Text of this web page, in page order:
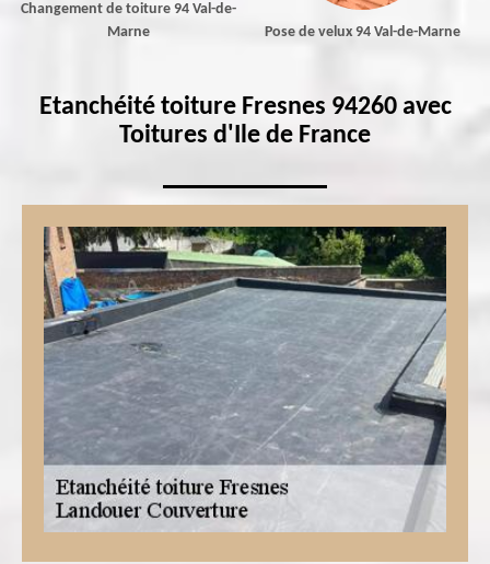
Changement de toiture 94 Val-de-
Marne
Pose de velux 94 Val-de-Marne
Etanchéité toiture Fresnes 94260 avec
Toitures d'Ile de France